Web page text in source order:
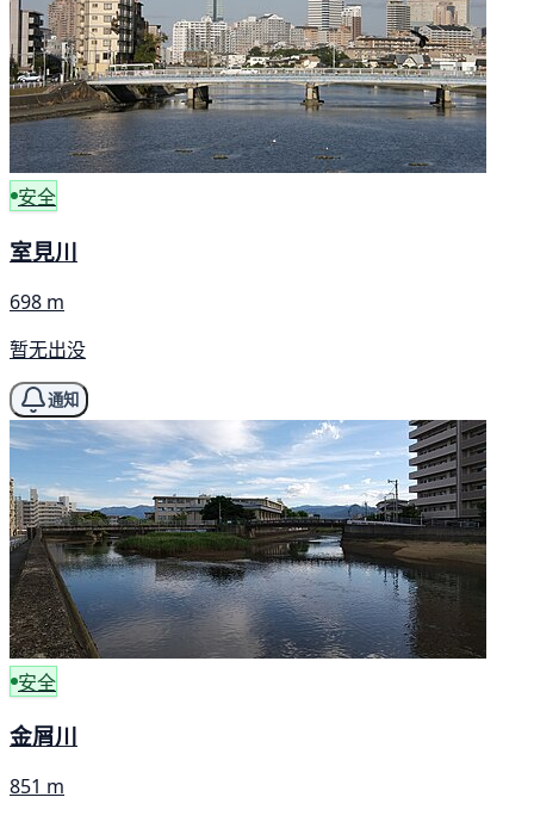
安全
室見川
698 m
暂无出没
通知
安全
金屑川
851 m